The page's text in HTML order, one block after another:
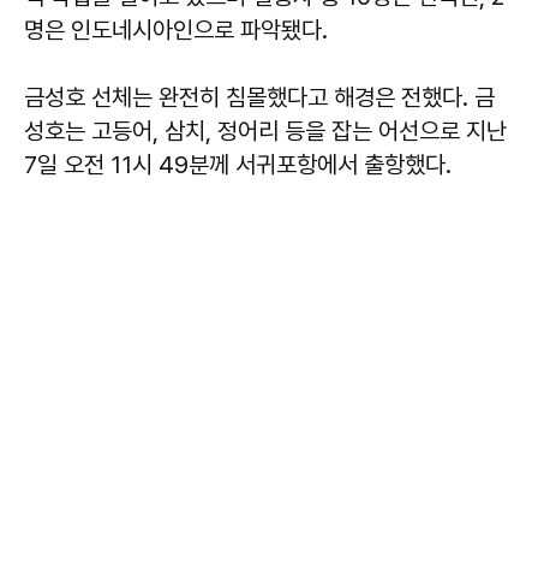
명은 인도네시아인으로 파악됐다.
금성호 선체는 완전히 침몰했다고 해경은 전했다. 금
성호는 고등어, 삼치, 정어리 등을 잡는 어선으로 지난
7일 오전 11시 49분께 서귀포항에서 출항했다.